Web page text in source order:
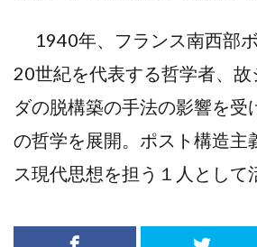
1940年、フランス南西部ボ
20世紀を代表する哲学者、故
ダの脱構築の手法の影響を受
の哲学を展開。ポスト構造主
ス現代思想を担う１人として